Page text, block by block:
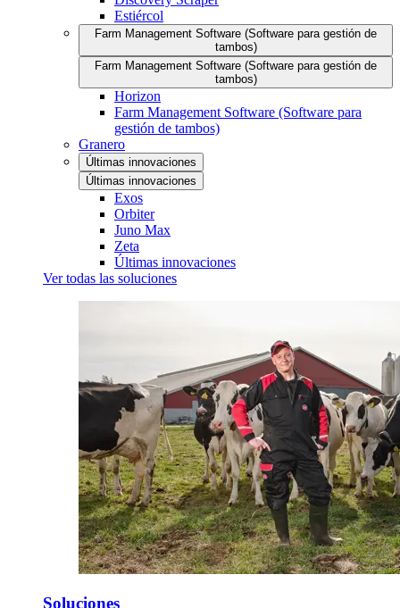
Estiércol
Farm Management Software (Software para gestión de
tambos)
Farm Management Software (Software para gestión de
tambos)
Horizon
Farm Management Software (Software para
gestión de tambos)
Granero
Últimas innovaciones
Últimas innovaciones
Exos
Orbiter
Juno Max
Zeta
Últimas innovaciones
Ver todas las soluciones
Soluciones